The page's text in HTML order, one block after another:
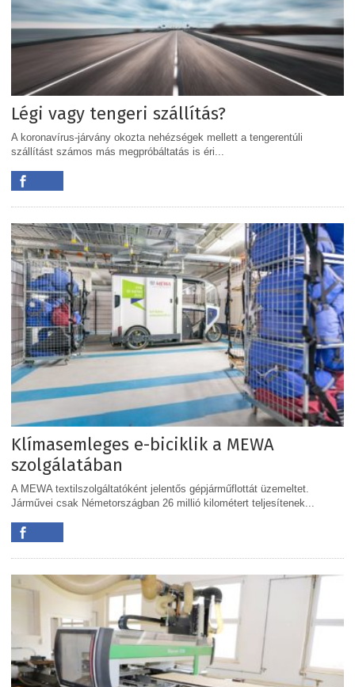
Légi vagy tengeri szállítás?
A koronavírus-járvány okozta nehézségek mellett a tengerentúli
szállítást számos más megpróbáltatás is éri...
Klímasemleges e-biciklik a MEWA
szolgálatában
A MEWA textilszolgáltatóként jelentős gépjárműflottát üzemeltet.
Járművei csak Németországban 26 millió kilométert teljesítenek...